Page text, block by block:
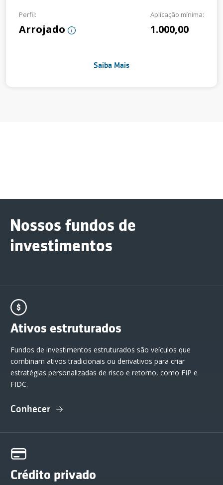
Perfil:
Arrojado
Aplicação mínima:
1.000,00
Saiba Mais
Nossos fundos de
investimentos
Ativos estruturados
Fundos de investimentos estruturados são veículos que
combinam ativos tradicionais ou derivativos para criar
estratégias personalizadas de risco e retorno, como FIP e
FIDC.
Conhecer
Crédito privado